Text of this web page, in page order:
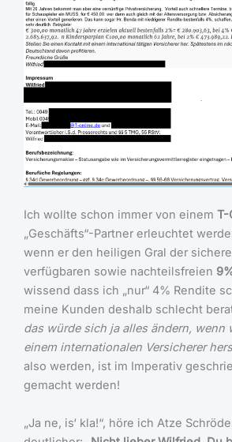
Ich wollte schon immer von einem T-
„Geschäfts“-Partner erleuchtet
wenn er den heiligen Gral der
verfügbaren sowie nachteilsfreien
wissend dass ich „nur“ 4% Rendite
meine Kunden deshalb schlecht
das würde sich ja alles ändern, wenn
einem internationalen Versicherer
also werden, ist im Imperativ
gemacht werden!
„Ja ne, is‘ kla!“, höre ich Atze